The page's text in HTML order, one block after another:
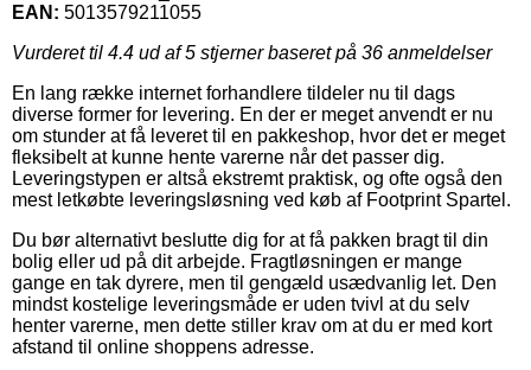
EAN: 5013579211055
Vurderet til 4.4 ud af 5 stjerner baseret på 36 anmeldelser
En lang række internet forhandlere tildeler nu til dags
diverse former for levering. En der er meget anvendt er nu
om stunder at få leveret til en pakkeshop, hvor det er meget
fleksibelt at kunne hente varerne når det passer dig.
Leveringstypen er altså ekstremt praktisk, og ofte også den
mest letkøbte leveringsløsning ved køb af Footprint Spartel.
Du bør alternativt beslutte dig for at få pakken bragt til din
bolig eller ud på dit arbejde. Fragtløsningen er mange
gange en tak dyrere, men til gengæld usædvanlig let. Den
mindst kostelige leveringsmåde er uden tvivl at du selv
henter varerne, men dette stiller krav om at du er med kort
afstand til online shoppens adresse.